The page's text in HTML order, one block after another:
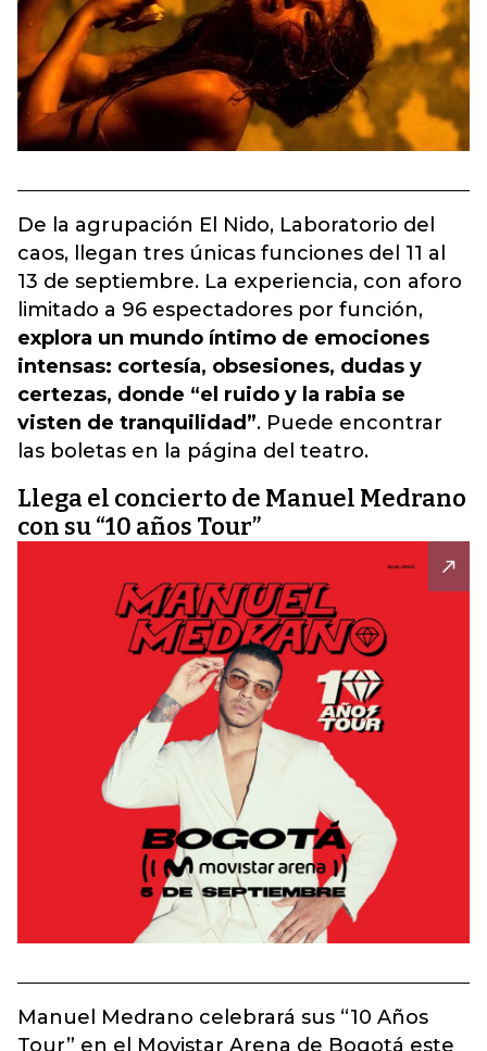
De la agrupación El Nido, Laboratorio del
caos, llegan tres únicas funciones del 11 al
13 de septiembre. La experiencia, con aforo
limitado a 96 espectadores por función,
explora un mundo íntimo de emociones
intensas: cortesía, obsesiones, dudas y
certezas, donde “el ruido y la rabia se
visten de tranquilidad”. Puede encontrar
las boletas en la página del teatro.
Llega el concierto de Manuel Medrano
con su “10 años Tour”
Manuel Medrano celebrará sus “10 Años
Tour” en el Movistar Arena de Bogotá este